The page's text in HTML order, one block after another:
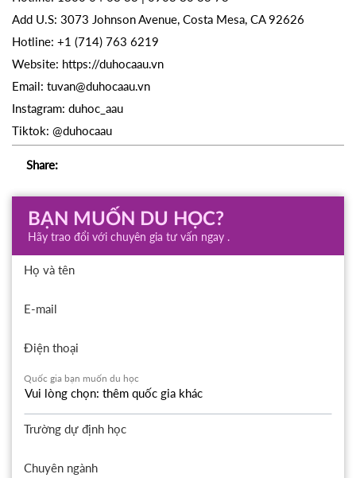
Add U.S: 3073 Johnson Avenue, Costa Mesa, CA 92626
Hotline: +1 (714) 763 6219
Website: https://duhocaau.vn
Email: tuvan@duhocaau.vn
Instagram: duhoc_aau
Tiktok: @duhocaau
Share:
BẠN MUỐN DU HỌC?
Hãy trao đổi với chuyên gia tư vấn ngay .
Họ và tên
E-mail
Điện thoại
Quốc gia bạn muốn du học
Trường dự định học
Chuyên ngành